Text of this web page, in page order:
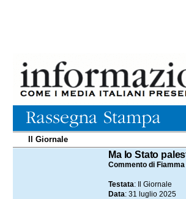
Il Giornale
Ma lo Stato
Commento di
Testata: Il Giornale
Data: 31 luglio 2025